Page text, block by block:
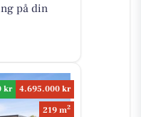
på din
kr
4.695.000 kr
219 m2